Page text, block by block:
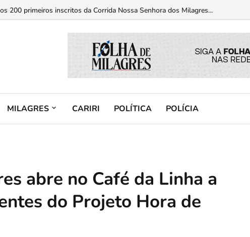
200 primeiros inscritos da Corrida Nossa Senhora dos Milagres...
MILAGRES CARIRI POLÍTICA POLÍCIA
abre no Café da Linha a
do Projeto Hora de